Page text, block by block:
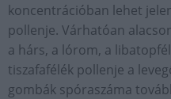
koncentrációban lehet
pollenje. Várhatóan
a hárs, a lórom, a
tiszafafélék pollenje a
gombák spóraszáma